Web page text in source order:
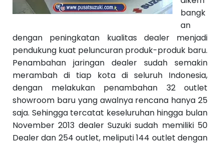
bangk
an
dengan peningkatan kualitas dealer menjadi
pendukung kuat peluncuran produk-produk baru.
Penambahan jaringan dealer sudah semakin
merambah di tiap kota di seluruh Indonesia,
dengan melakukan penambahan 32 outlet
showroom baru yang awalnya rencana hanya 25
saja. Sehingga tercatat keseluruhan hingga bulan
November 2013 dealer Suzuki sudah memiliki 50
Dealer dan 254 outlet, meliputi 144 outlet dengan